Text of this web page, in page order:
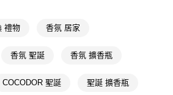
】
不需綁卡、不需儲值。
務後，再付款。
含以上)免運費
禮物 香氛 居家
香氛 聖誕 香氛 擴香瓶
COCODOR 聖誕 聖誕 擴香瓶